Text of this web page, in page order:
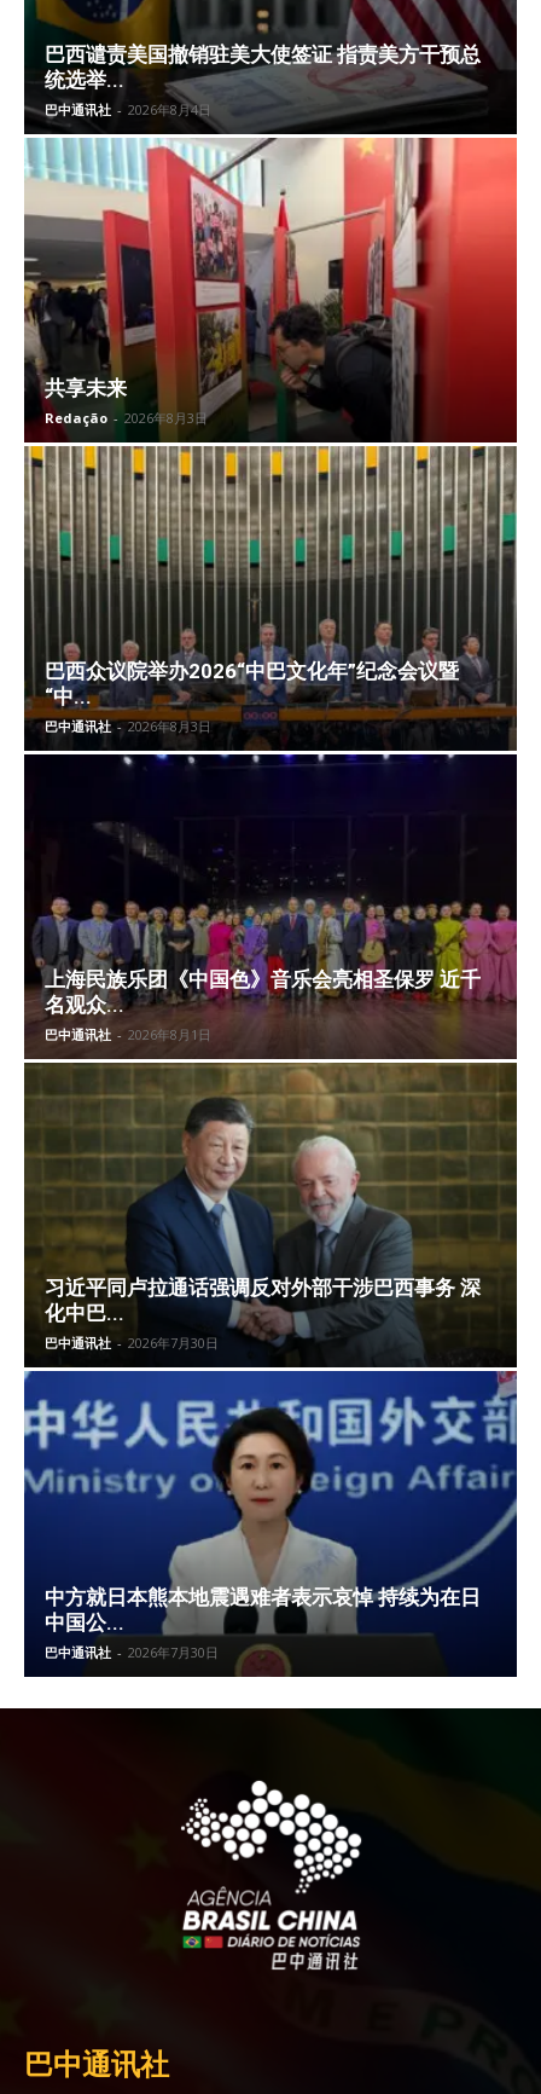
巴西谴责美国撤销驻美大使签证 指责美方干预总
统选举...
巴中通讯社 - 2026年8月4日
共享未来
Redação - 2026年8月3日
巴西众议院举办2026“中巴文化年”纪念会议暨
“中...
巴中通讯社 - 2026年8月3日
上海民族乐团《中国色》音乐会亮相圣保罗 近千
名观众...
巴中通讯社 - 2026年8月1日
习近平同卢拉通话强调反对外部干涉巴西事务 深
化中巴...
巴中通讯社 - 2026年7月30日
中方就日本熊本地震遇难者表示哀悼 持续为在日
中国公...
巴中通讯社 - 2026年7月30日
巴中通讯社